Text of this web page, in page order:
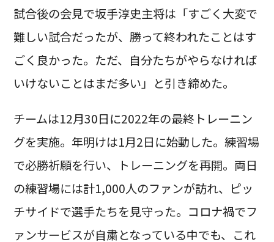
試合後の会見で坂手淳史主将は「すごく大変で
難しい試合だったが、勝って終われたことはす
ごく良かった。ただ、自分たちがやらなければ
いけないことはまだ多い」と引き締めた。
チームは12月30日に2022年の最終トレーニン
グを実施。年明けは1月2日に始動した。練習場
で必勝祈願を行い、トレーニングを再開。両日
の練習場には計1,000人のファンが訪れ、ピッ
チサイドで選手たちを見守った。コロナ禍でフ
ァンサービスが自粛となっている中でも、これ